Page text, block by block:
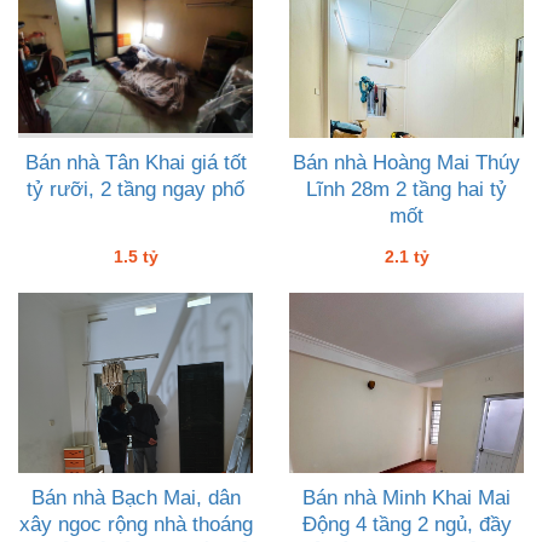
Bán nhà Tân Khai giá tốt
tỷ rưỡi, 2 tầng ngay phố
1.5 tỷ
Bán nhà Hoàng Mai Thúy
Lĩnh 28m 2 tầng hai tỷ
mốt
2.1 tỷ
Bán nhà Bạch Mai, dân
xây ngoc rộng nhà thoáng
Bán nhà Minh Khai Mai
Động 4 tầng 2 ngủ, đầy